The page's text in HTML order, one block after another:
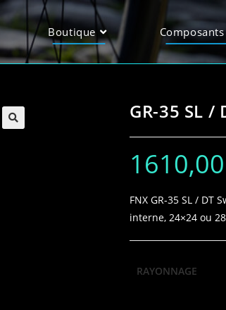
Boutique Composants
GR-35 SL
1610,00
FNX GR‑35 SL / DT
interne, 24×24 ou
RAYONNAGE